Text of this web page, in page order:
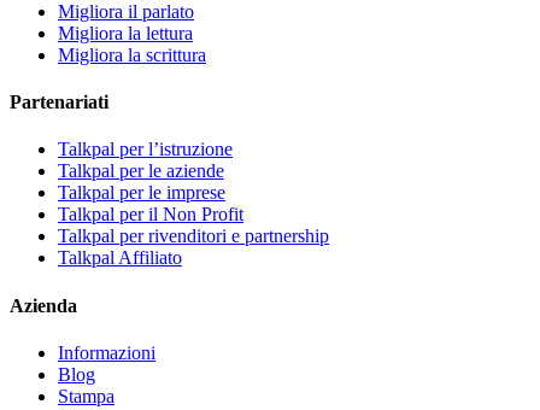
Migliora il parlato
Migliora la lettura
Migliora la scrittura
Partenariati
Talkpal per l’istruzione
Talkpal per le aziende
Talkpal per le imprese
Talkpal per il Non Profit
Talkpal per rivenditori e partnership
Talkpal Affiliato
Azienda
Informazioni
Blog
Stampa